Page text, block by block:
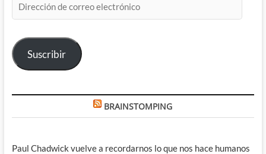
de
electrónico
Suscribir
BRAINSTOMPING
Paul Chadwick vuelve a recordarnos lo que nos hace humanos